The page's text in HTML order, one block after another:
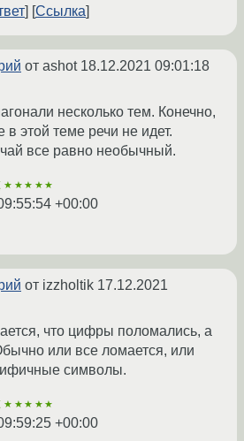
Ссылка
от ashot 18.12.2021 09:01:18
несколько тем. Конечно,
в этой теме речи не идет.
все равно необычный.
★★★★★
+00:00
от izzholtik 17.12.2021
что цифры поломались, а
или все ломается, или
символы.
★★★★★
+00:00